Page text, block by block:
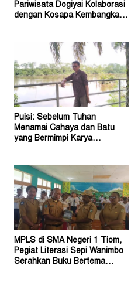
Pariwisata Dogiyai Kolaborasi
dengan Kosapa Kembangkan
Puisi: Sebelum Tuhan
Menamai Cahaya dan Batu
yang Bermimpi Karya
MPLS di SMA Negeri 1 Tiom,
Pegiat Literasi Sepi Wanimbo
Serahkan Buku Bertema